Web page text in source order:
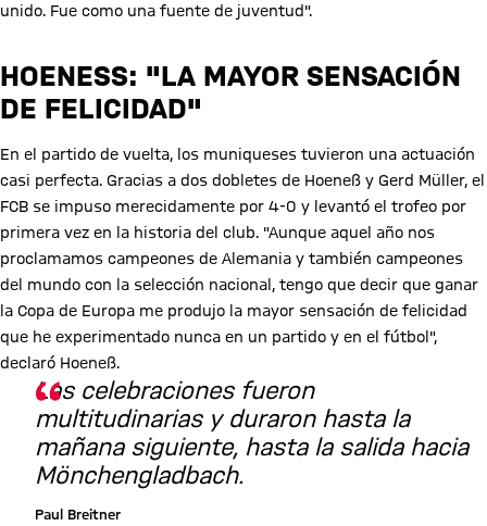
unido. Fue como una fuente de juventud".
HOENESS: "LA MAYOR SENSACIÓN D
E FELICIDAD"
En el partido de vuelta, los muniqueses tuvieron una actuación
casi perfecta. Gracias a dos dobletes de Hoeneß y Gerd Müller, el
FCB se impuso merecidamente por 4-0 y levantó el trofeo por
primera vez en la historia del club. "Aunque aquel año nos
proclamamos campeones de Alemania y también campeones
del mundo con la selección nacional, tengo que decir que ganar
la Copa de Europa me produjo la mayor sensación de felicidad
que he experimentado nunca en un partido y en el fútbol",
declaró Hoeneß.
Las celebraciones fueron
multitudinarias y duraron hasta la
mañana siguiente, hasta la salida hacia
Mönchengladbach.
Paul Breitner